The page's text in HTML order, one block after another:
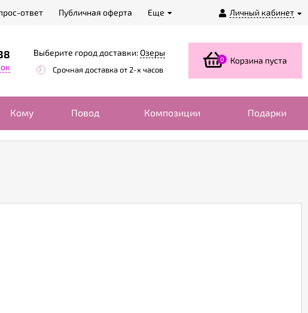
Личный кабинет
ответ Публичная оферта Еще
Выберите город доставки:Озеры
Срочная доставка от 2-х часов
0 Корзина пуста
Кому Повод Композиции Подарки